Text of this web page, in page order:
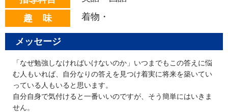
趣 味
着物・
メッセージ
「なぜ勉強しなければいけないのか」いつまでもこの答えに悩
む人もいれば、自分なりの答えを見つけ着実に将来を築いてい
っている人もいると思います。
自分自身で気付けると一番いいのですが、そう簡単にはいきま
せん。